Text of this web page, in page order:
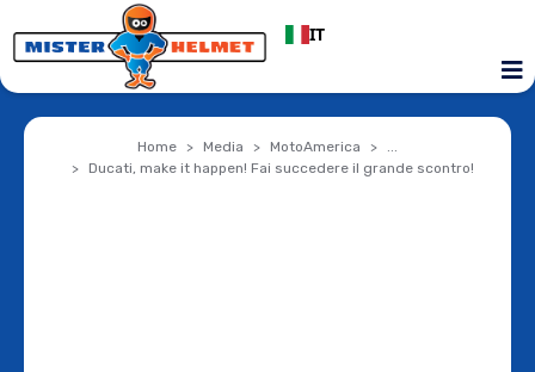
IT
Home Media MotoAmerica
...
Ducati, make it happen! Fai succedere il grande scontro!